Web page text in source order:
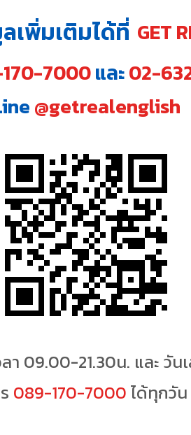
เพิ่มเติมได้ที่ GET
7000และ02-
@getrealenglish
า 09.00-21.30น. และ วั
089-170-7000 ได้ทุกวัน